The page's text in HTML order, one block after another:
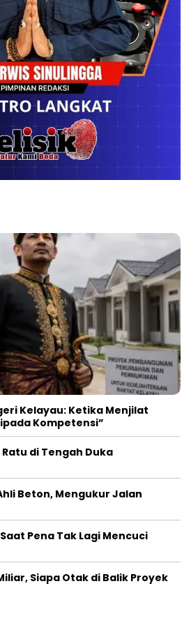
Kelayau: Ketika Menjilat
Kompetensi”
di Tengah Duka
Beton, Mengukur Jalan
Pena Tak Lagi Mencuci
Siapa Otak di Balik Proyek